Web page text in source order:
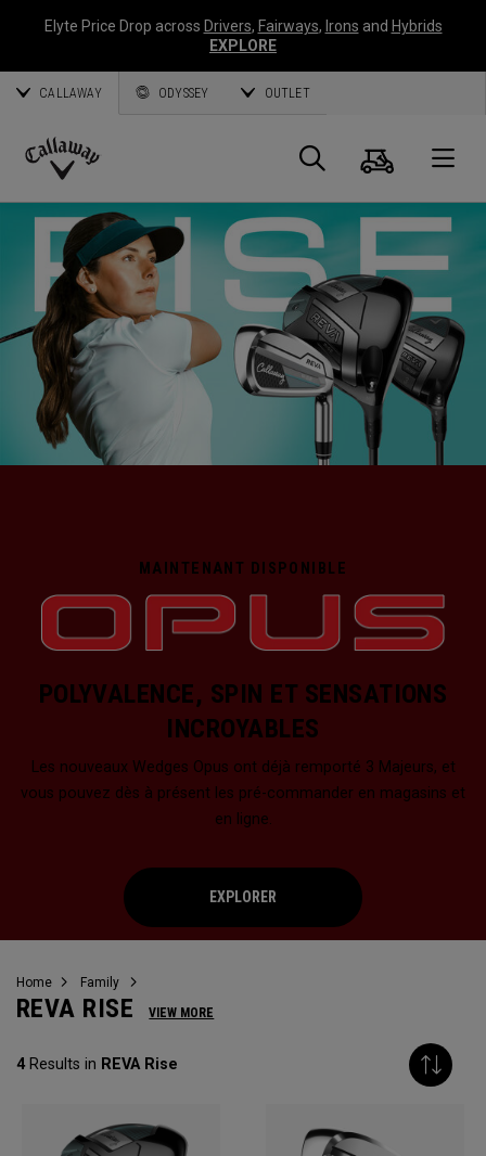
Elyte Price Drop across Drivers, Fairways, Irons and Hybrids
EXPLORE
CALLAWAY ODYSSEY OUTLET
Callaway
Panier
MAINTENANT DISPONIBLE
POLYVALENCE, SPIN ET SENSATIONS
INCROYABLES
Les nouveaux Wedges Opus ont déjà remporté 3 Majeurs, et
vous pouvez dès à présent les pré-commander en magasins et
en ligne.
EXPLORER
Home Family
REVA RISE VIEW MORE
4Results in REVA Rise